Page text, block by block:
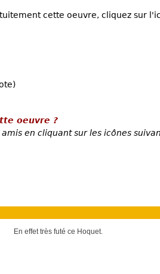
cette oeuvre, cliquez sur
oeuvre ?
en cliquant sur les icônes
En effet très futé ce Hoquet.